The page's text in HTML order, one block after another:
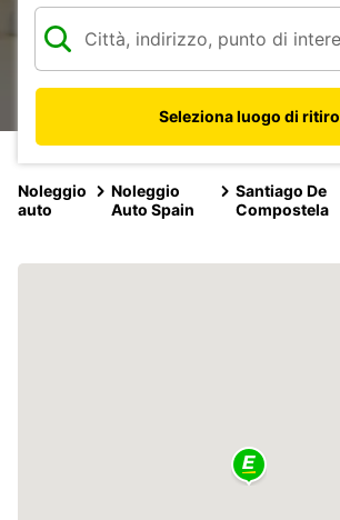
Seleziona luogo di ritiro
Noleggio
auto
Noleggio
Auto Spain
Santiago De
Compostela